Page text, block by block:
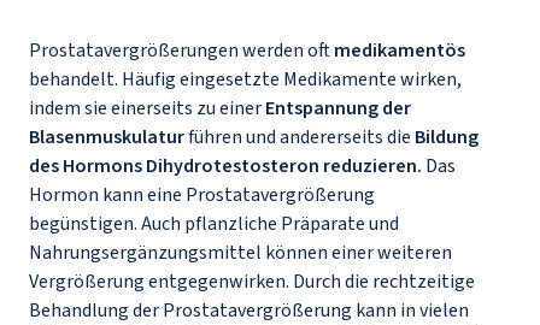
Prostatavergrößerungen werden oftmedikamentös
behandelt. Häufig eingesetzte Medikamente wirken,
indem sie einerseits zu einerEntspannung der
Blasenmuskulaturführen und andererseits die Bildung
des Hormons Dihydrotestosteron reduzieren. Das
Hormon kann eine Prostatavergrößerung
begünstigen. Auch pflanzliche Präparate und
Nahrungsergänzungsmittel können einer weiteren
Vergrößerung entgegenwirken. Durch die rechtzeitige
Behandlung der Prostatavergrößerung kann in vielen